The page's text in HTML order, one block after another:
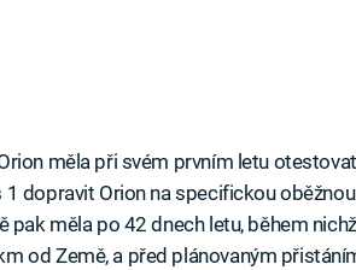
měla při svém prvním letu
dopravit Orion na specifickou
pak měla po 42 dnech letu, během
od Země, a před plánovaným